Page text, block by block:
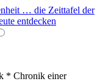
… die Zeittafel der
entdecken
* Chronik einer